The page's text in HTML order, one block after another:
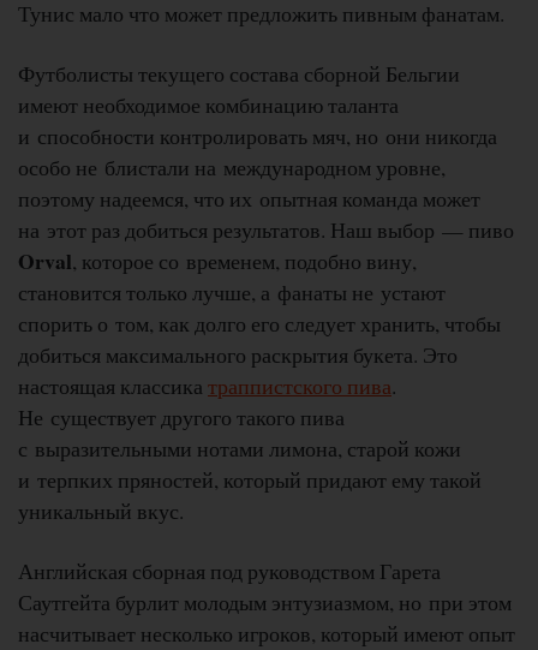
Тунис мало что может предложить пивным фанатам.
Футболисты текущего состава сборной Бельгии
имеют необходимое комбинацию таланта
и способности контролировать мяч, но они никогда
особо не блистали на международном уровне,
поэтому надеемся, что их опытная команда может
на этот раз добиться результатов. Наш выбор — пиво
Orval, которое со временем, подобно вину,
становится только лучше, а фанаты не устают
спорить о том, как долго его следует хранить, чтобы
добиться максимального раскрытия букета. Это
настоящая классика траппистского пива.
Не существует другого такого пива
с выразительными нотами лимона, старой кожи
и терпких пряностей, который придают ему такой
уникальный вкус.
Английская сборная под руководством Гарета
Саутгейта бурлит молодым энтузиазмом, но при этом
насчитывает несколько игроков, который имеют опыт